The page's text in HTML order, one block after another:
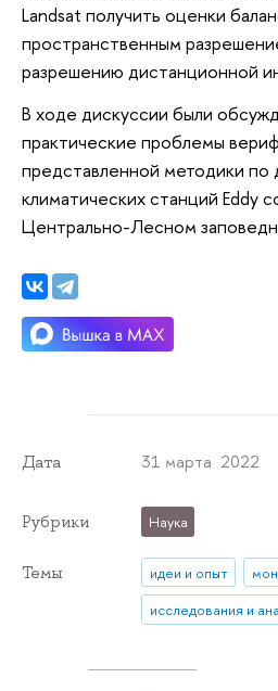
Landsat получить оценки
пространственным
разрешению дистанционной
В ходе дискуссии были
практические проблемы
представленной методики по
климатических станций Eddy
Центрально-Лесном
Дата 31 марта 2022
Рубрики Наука
Темы идеи и опыт
исследования и